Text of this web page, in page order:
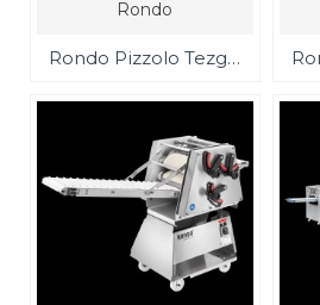
Rondo
Rondo Pizzolo Tezgah üstü pizza hamuru açma makinası